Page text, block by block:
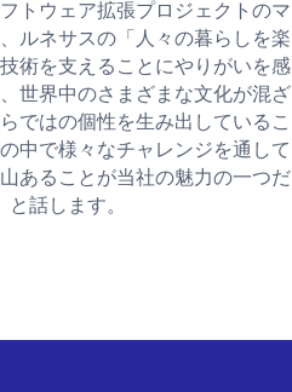
トウェア拡張プロジェクトのマ
ルネサスの「人々の暮らしを楽
技術を支えることにやりがいを感
世界中のさまざまな文化が混ざ
ではの個性を生み出しているこ
中で様々なチャレンジを通して
あることが当社の魅力の一つだ
と話します。